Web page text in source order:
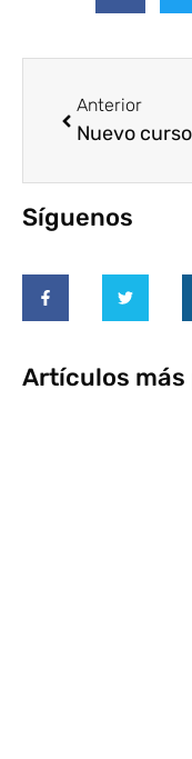
Anterior
Síguenos
Artículos más